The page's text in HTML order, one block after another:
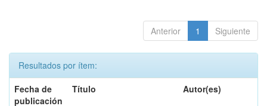
Anterior 1 Siguiente
Resultados por ítem:
Fecha de
publicación
Título Autor(es)